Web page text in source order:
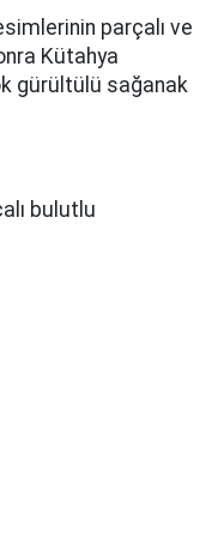
parçalı ve
Kütahya
gürültülü sağanak
bulutlu